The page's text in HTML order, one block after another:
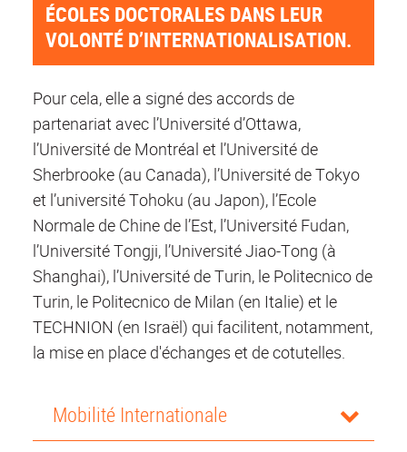
ÉCOLES DOCTORALES DANS LEUR
VOLONTÉ D’INTERNATIONALISATION.
Pour cela, elle a signé des accords de
partenariat avec l’Université d’Ottawa,
l’Université de Montréal et l’Université de
Sherbrooke (au Canada), l’Université de Tokyo
et l’université Tohoku (au Japon), l’Ecole
Normale de Chine de l’Est, l’Université Fudan,
l’Université Tongji, l’Université Jiao-Tong (à
Shanghai), l’Université de Turin, le Politecnico de
Turin, le Politecnico de Milan (en Italie) et le
TECHNION (en Israël) qui facilitent, notamment,
la mise en place d'échanges et de cotutelles.
Mobilité Internationale